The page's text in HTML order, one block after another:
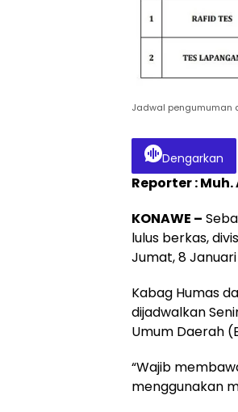
Jadwal pengumuman
Dengarkan
Reporter :
KONAWE –
lulus berkas,
Jumat, 8 Januari
Kabag Humas
dijadwalkan
Umum Daerah
“Wajib
menggunakan